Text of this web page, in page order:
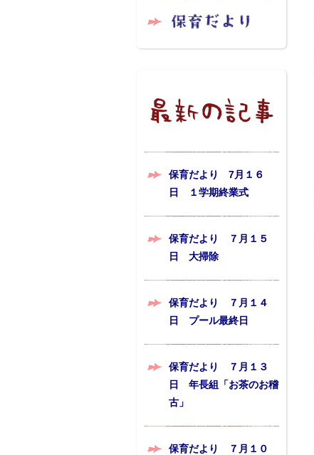
保育だより 7月１６
日 １学期終業式
保育だより ７月１５
日 大掃除
保育だより ７月１４
日 プール最終日
保育だより ７月１３
日 年長組「お茶のお稽
古」
保育だより ７月１０